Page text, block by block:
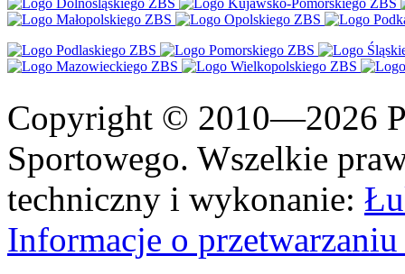
Copyright © 2010—2026
Sportowego. Wszelkie
techniczny i wykonanie:
Informacje o